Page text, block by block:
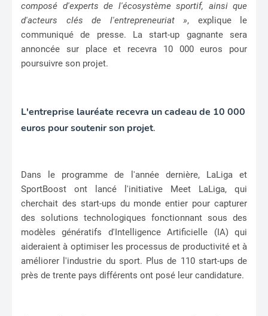
composé d'experts de l'écosystème sportif, ainsi que
d'acteurs clés de l'entrepreneuriat », explique le
communiqué de presse. La start-up gagnante sera
annoncée sur place et recevra 10 000 euros pour
poursuivre son projet.
L'entreprise lauréate recevra un cadeau de 10 000
euros pour soutenir son projet.
Dans le programme de l'année dernière, LaLiga et
SportBoost ont lancé l'initiative Meet LaLiga, qui
cherchait des start-ups du monde entier pour capturer
des solutions technologiques fonctionnant sous des
modèles génératifs d'Intelligence Artificielle (IA) qui
aideraient à optimiser les processus de productivité et à
améliorer l'industrie du sport. Plus de 110 start-ups de
près de trente pays différents ont posé leur candidature.